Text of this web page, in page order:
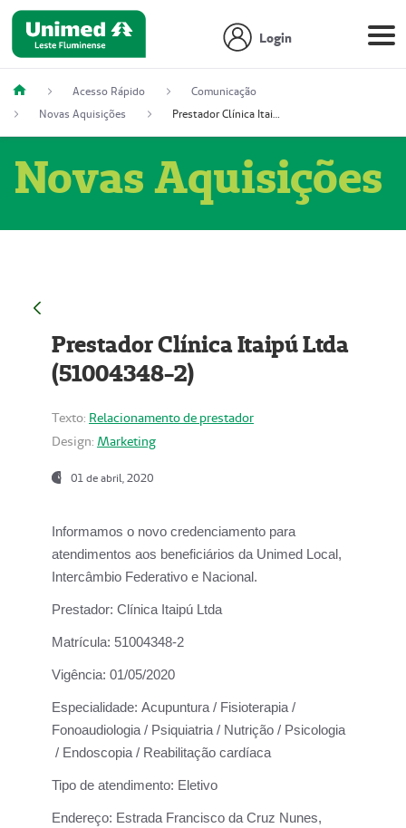
Login
Acesso Rápido
Comunicação
Novas Aquisições
Prestador Clínica Itaipú Ltda (51004348-2)
Novas Aquisições
Prestador Clínica Itaipú Ltda
(51004348-2)
Texto: Relacionamento de prestador
Design: Marketing
01 de abril, 2020
Informamos o novo credenciamento para
atendimentos aos beneficiários da Unimed Local,
Intercâmbio Federativo e Nacional.
Prestador: Clínica Itaipú Ltda
Matrícula: 51004348-2
Vigência: 01/05/2020
Especialidade: Acupuntura / Fisioterapia /
Fonoaudiologia / Psiquiatria / Nutrição / Psicologia
/ Endoscopia / Reabilitação cardíaca
Tipo de atendimento: Eletivo
Endereço: Estrada Francisco da Cruz Nunes,